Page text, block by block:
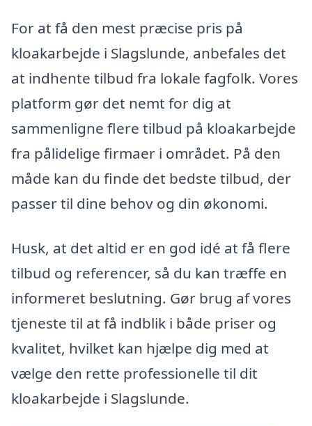
For at få den mest præcise pris på
kloakarbejde i Slagslunde, anbefales det
at indhente tilbud fra lokale fagfolk. Vores
platform gør det nemt for dig at
sammenligne flere tilbud på kloakarbejde
fra pålidelige firmaer i området. På den
måde kan du finde det bedste tilbud, der
passer til dine behov og din økonomi.
Husk, at det altid er en god idé at få flere
tilbud og referencer, så du kan træffe en
informeret beslutning. Gør brug af vores
tjeneste til at få indblik i både priser og
kvalitet, hvilket kan hjælpe dig med at
vælge den rette professionelle til dit
kloakarbejde i Slagslunde.